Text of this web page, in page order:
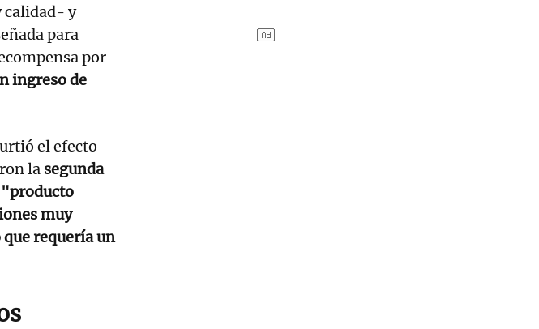
calidad- y
para
por
ingreso de
el efecto
la segunda
"producto
muy
que requería un